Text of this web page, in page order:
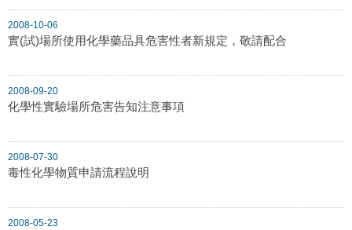
2008-10-06
實(試)場所使用化學藥品具危害性者新規定，敬請配合
2008-09-20
化學性實驗場所危害告知注意事項
2008-07-30
毒性化學物質申請流程說明
2008-05-23